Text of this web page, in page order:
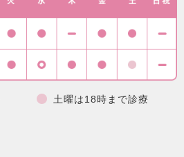
土曜は18時まで診療